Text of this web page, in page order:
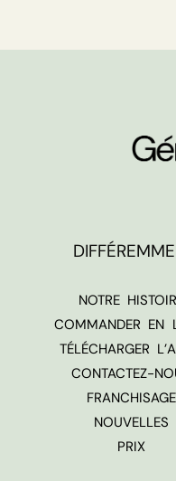
NOTRE
COMMANDER EN
TÉLÉCHARGER
CONTACTEZ-
FRANCHISAGE
NOUVELLES
PRIX